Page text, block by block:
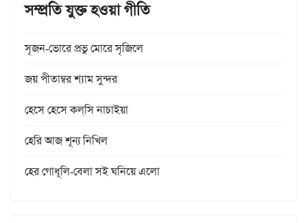
সম্প্রতি যুক্ত হওয়া গীতি
সৃজন-ভোরে প্রভু মোরে সৃজিলে
জয় পীতাম্বর শ্যাম সুন্দর
হেসে হেসে কল্‌সি নাচাইয়া
হেরি আজ শূন্য নিখিল
হের গোধূলি-বেলা সই ঘনিয়ে এলো